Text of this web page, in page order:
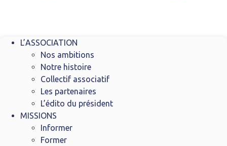
L’ASSOCIATION
Nos ambitions
Notre histoire
Collectif associatif
Les partenaires
L’édito du président
MISSIONS
Informer
Former